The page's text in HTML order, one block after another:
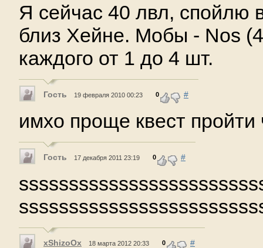
Я сейчас 40 лвл, спойлю
близ Хейне. Мобы - Nos
каждого от 1 до 4 шт.
Гость 19 февраля 2010 00:23 0 #
имхо проще квест пройти
Гость 17 декабря 2011 23:19 0 #
xShizoOx 18 марта 2012 20:33 0 #